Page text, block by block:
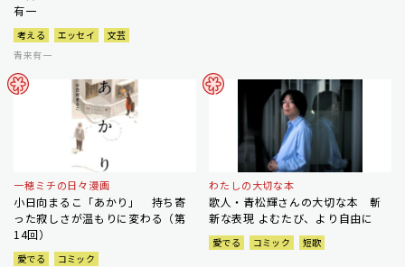
有一
考える エッセイ
文芸
青来有一
一穂ミチの日々漫画
小日向まるこ「あかり」 持ち寄
った寂しさが温もりに変わる（第
14回）
愛でる
コミック
わたしの大切な本
歌人・青松輝さんの大切な本 斬
新な表現 よむたび、より自由に
愛でる コミック 短歌